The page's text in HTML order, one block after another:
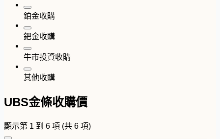
鉑金收購
鈀金收購
牛市投資收購
其他收購
UBS金條收購價
顯示第 1 到 6 項 (共 6 項)